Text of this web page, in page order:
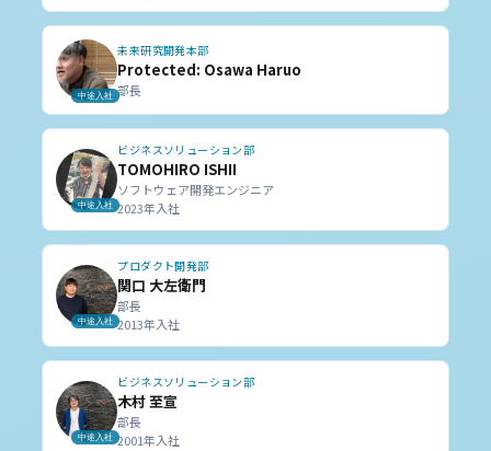
中途入社
未来研究開発本部
Protected: Osawa Haruo
部長
中途入社
ビジネスソリューション部
TOMOHIRO ISHII
ソフトウェア開発エンジニア
2023年入社
中途入社
プロダクト開発部
関口 大左衛門
部長
2013年入社
中途入社
ビジネスソリューション部
木村 至宣
部長
2001年入社